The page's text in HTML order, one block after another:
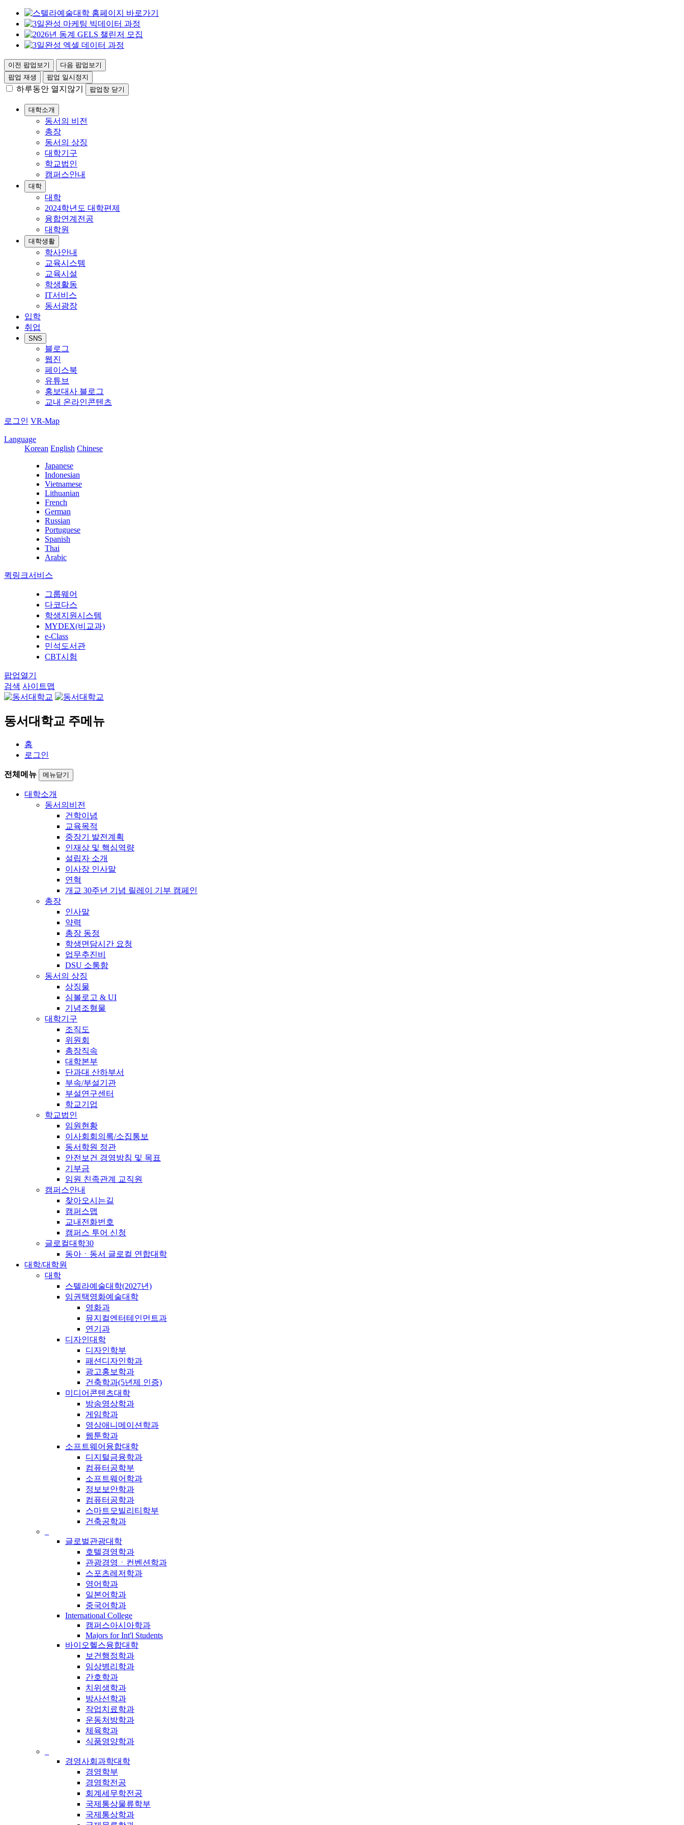
이전 팝업보기
다음 팝업보기
팝업 재생
팝업 일시정지
하루동안 열지않기 팝업창 닫기
대학소개
동서의 비전
총장
동서의 상징
대학기구
학교법인
캠퍼스안내
대학
대학
2024학년도 대학편제
융합연계전공
대학원
대학생활
학사안내
교육시스템
교육시설
학생활동
IT서비스
동서광장
입학
취업
SNS
블로그
웹진
페이스북
유튜브
홍보대사 블로그
교내 온라인콘텐츠
로그인 VR-Map
Language
Korean English Chinese
Japanese
Indonesian
Vietnamese
Lithuanian
French
German
Russian
Portuguese
Spanish
Thai
Arabic
퀵링크서비스
그룹웨어
다코다스
학생지원시스템
MYDEX(비교과)
e-Class
민석도서관
CBT시험
팝업열기
검색 사이트맵
동서대학교 주메뉴
홈
로그인
전체메뉴 메뉴닫기
대학소개
동서의비전
건학이념
교육목적
중장기 발전계획
인재상 및 핵심역량
설립자 소개
이사장 인사말
연혁
개교 30주년 기념 릴레이 기부 캠페인
총장
인사말
약력
총장 동정
학생면담시간 요청
업무추진비
DSU 소통함
동서의 상징
상징물
심볼로고 & UI
기념조형물
대학기구
조직도
위원회
총장직속
대학본부
단과대 산하부서
부속/부설기관
부설연구센터
학교기업
학교법인
임원현황
이사회회의록/소집통보
동서학원 정관
안전보건 경영방침 및 목표
기부금
임원 친족관계 교직원
캠퍼스안내
찾아오시는길
캠퍼스맵
교내전화번호
캠퍼스 투어 신청
글로컬대학30
동아ㆍ동서 글로컬 연합대학
대학/대학원
대학
스텔라예술대학(2027년)
임권택영화예술대학
영화과
뮤지컬엔터테인먼트과
연기과
디자인대학
디자인학부
패션디자인학과
광고홍보학과
건축학과(5년제 인증)
미디어콘텐츠대학
방송영상학과
게임학과
영상애니메이션학과
웹툰학과
소프트웨어융합대학
디지털금융학과
컴퓨터공학부
소프트웨어학과
정보보안학과
컴퓨터공학과
스마트모빌리티학부
건축공학과
글로벌관광대학
호텔경영학과
관광경영ㆍ컨벤션학과
스포츠레저학과
영어학과
일본어학과
중국어학과
International College
캠퍼스아시아학과
Majors for Int'l Students
바이오헬스융합대학
보건행정학과
임상병리학과
간호학과
치위생학과
방사선학과
작업치료학과
운동처방학과
체육학과
식품영양학과
경영사회과학대학
경영학부
경영학전공
회계세무학전공
국제통상물류학부
국제통상학과